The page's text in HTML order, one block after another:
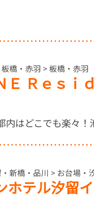
橋・赤羽 > 板橋・赤羽
Ｅ Ｒｅｓｉ
内はどこでも楽々！
新橋・品川 > お台場・
ホテル汐留